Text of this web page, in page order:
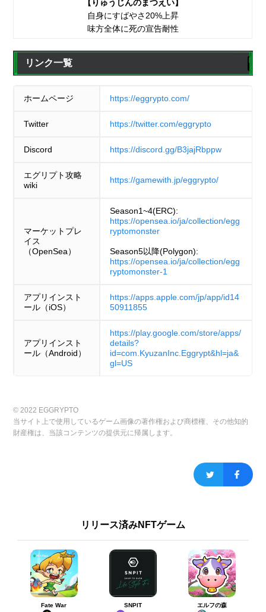
【りゅうじんのまつえい】
自身にすばやさ20%上昇
味方全体に死の宣告耐性
リンク一覧
ホームページ https://eggrypto.com/
Twitter https://twitter.com/eggrypto
Discord https://discord.gg/B3jajRbppw
エグリプト攻略
wiki
https://gamewith.jp/eggrypto/
マーケットプレ
イス
（OpenSea）
Season1~4(ERC):
https://opensea.io/ja/collection/egg
ryptomonster
Season5以降(Polygon):
https://opensea.io/ja/collection/egg
ryptomonster-1
アプリインスト
ール（iOS）
https://apps.apple.com/jp/app/id14
50911855
アプリインスト
ール（Android）
https://play.google.com/store/apps/
details?
id=com.KyuzanInc.Eggrypt&hl=ja&
gl=US
© 2022 EGGRYPTO
当サイト上で使用しているゲーム画像の著作権および商標権、その他知的
財産権は、当該コンテンツの提供元に帰属します。
リリース済みNFTゲーム
Fate War
SNPIT
エルフの森